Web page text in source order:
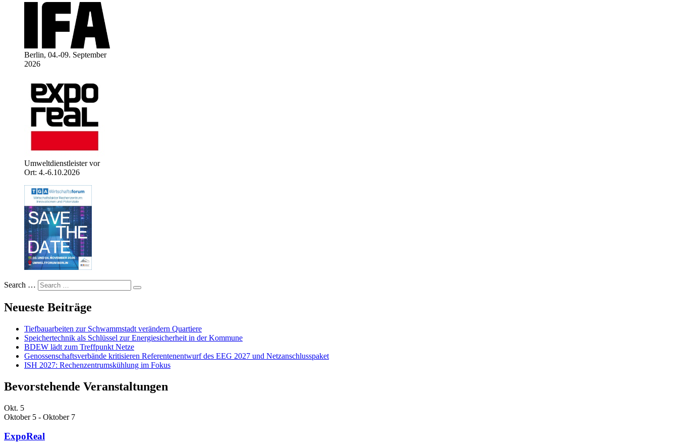
Berlin, 04.-09. September
2026
Umweltdienstleister vor
Ort: 4.-6.10.2026
Search …
Neueste Beiträge
Tiefbauarbeiten zur Schwammstadt verändern Quartiere
Speichertechnik als Schlüssel zur Energiesicherheit in der Kommune
BDEW lädt zum Treffpunkt Netze
Genossenschaftsverbände kritisieren Referentenentwurf des EEG 2027 und Netzanschlusspaket
ISH 2027: Rechenzentrumskühlung im Fokus
Bevorstehende Veranstaltungen
Okt. 5
Oktober 5 - Oktober 7
ExpoReal